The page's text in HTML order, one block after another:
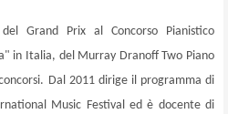
Grand Prix al Concorso Pianistico
in Italia, del Murray Dranoff Two Piano
Dal 2011 dirige il programma di
Music Festival ed è docente di